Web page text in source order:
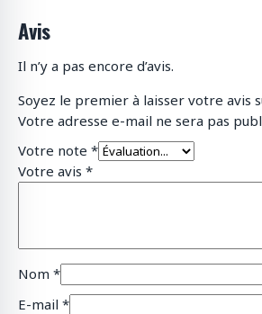
Avis
Il n’y a pas encore d’avis.
Soyez le premier à laisser votre avis
Votre adresse e-mail ne sera pas
Votre note *
Votre avis *
Nom *
E-mail *